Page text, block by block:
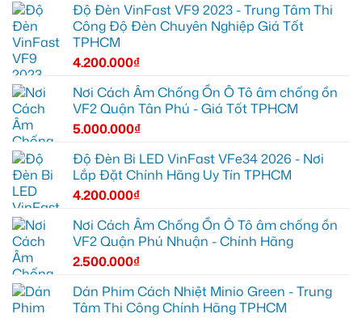
Độ Đèn VinFast VF9 2023 - Trung Tâm Thi
Công Độ Đèn Chuyên Nghiệp Giá Tốt
TPHCM
4.200.000₫
Nơi Cách Âm Chống Ồn Ô Tô âm chống ồn
VF2 Quận Tân Phú - Giá Tốt TPHCM
5.000.000₫
Độ Đèn Bi LED VinFast VFe34 2026 - Nơi
Lắp Đặt Chính Hãng Uy Tín TPHCM
4.200.000₫
Nơi Cách Âm Chống Ồn Ô Tô âm chống ồn
VF2 Quận Phú Nhuận - Chính Hãng
2.500.000₫
Dán Phim Cách Nhiệt Minio Green - Trung
Tâm Thi Công Chính Hãng TPHCM